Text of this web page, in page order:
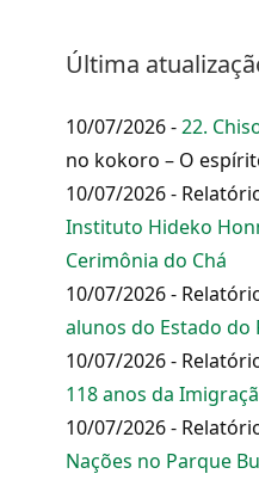
Última
10/07/2026 -22.
no kokoro – O
10/07/2026 -
Instituto Hideko
Cerimônia do Chá
10/07/2026 -
alunos do Estado do
10/07/2026 -
118 anos da
10/07/2026 -
Nações no Parque